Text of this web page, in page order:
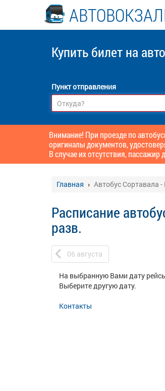
Купить билет на
Пункт отправления
Внимание! При проезде по
оригиналы документов,
В случае их отсутствия, пассажир
Главная Автобус Сортавала
Расписание
разв.
06 августа
На выбранную Вами дату
Выберите другую дату.
Контакты